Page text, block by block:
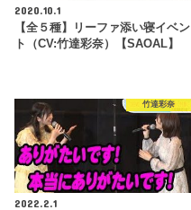
2020.10.1
【全５種】リーファ添い寝イベン
ト（CV:竹達彩奈）【SAOAL】
竹達彩奈
2022.2.1